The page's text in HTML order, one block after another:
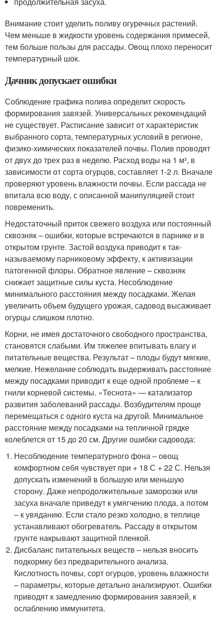
Внимание стоит уделить поливу огуречных растений.
Чем меньше в жидкости уровень содержания примесей,
тем больше пользы для рассады. Овощ плохо переносит
температурный шок.
Дачник допускает ошибки
Соблюдение графика полива определит скорость
формирования завязей. Универсальных рекомендаций
не существует. Расписание зависит от характеристик
выбранного сорта, температурных условий в регионе,
физико-химических показателей почвы. Полив проводят
от двух до трех раз в неделю. Расход воды на 1 м², в
зависимости от сорта огурцов, составляет 1-2 л. Вначале
проверяют уровень влажности почвы. Если рассада не
впитала всю воду, с описанной манипуляцией стоит
повременить.
Недостаточный приток свежего воздуха или постоянный
сквозняк – ошибки, которые встречаются в парнике и в
открытом грунте. Застой воздуха приводит к так-
называемому парниковому эффекту, к активизации
патогенной флоры. Обратное явление – сквозняк
снижает защитные силы куста. Несоблюдение
минимального расстояния между посадками. Желая
увеличить объем будущего урожая, садовод высаживает
огурцы слишком плотно.
Корни, не имея достаточного свободного пространства,
становятся слабыми. Им тяжелее впитывать влагу и
питательные вещества. Результат – плоды будут мягкие,
мелкие. Нежелание соблюдать выдерживать расстояние
между посадками приводит к еще одной проблеме – к
гнили корневой системы. «Теснота» — катализатор
развития заболеваний рассады. Возбудителям проще
перемещаться с одного куста на другой. Минимальное
расстояние между посадками на тепличной грядке
колеблется от 15 до 20 см. Другие ошибки садовода:
Несоблюдение температурного фона – овощ
комфортном себя чувствует при + 18 С + 22 С. Нельзя
допускать изменений в большую или меньшую
сторону. Даже непродолжительные заморозки или
засуха вначале приведут к умягчению плода, а потом
– к увяданию. Если стало резко холодно, в теплице
устанавливают обогреватель. Рассаду в открытом
грунте накрывают защитной пленкой.
Дисбаланс питательных веществ – нельзя вносить
подкормку без предварительного анализа.
Кислотность почвы, сорт огурцов, уровень влажности
– параметры, которые детально анализируют. Ошибки
приводят к замедлению формирования завязей, к
ослаблению иммунитета.